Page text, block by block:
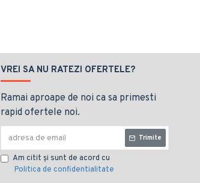
VREI SA NU RATEZI OFERTELE?
Ramai aproape de noi ca sa primesti
rapid ofertele noi.
Trimite
Am citit şi sunt de acord cu
Politica de confidentialitate